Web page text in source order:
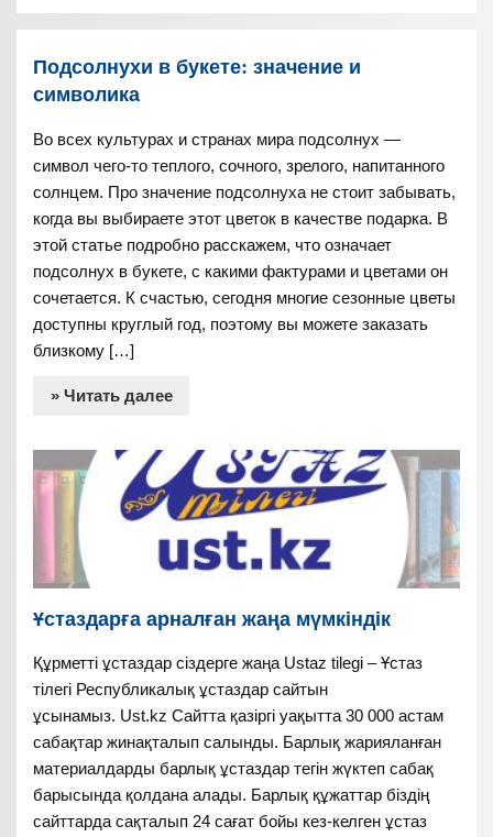
Подсолнухи в букете: значение и
символика
Во всех культурах и странах мира подсолнух —
символ чего-то теплого, сочного, зрелого, напитанного
солнцем. Про значение подсолнуха не стоит забывать,
когда вы выбираете этот цветок в качестве подарка. В
этой статье подробно расскажем, что означает
подсолнух в букете, с какими фактурами и цветами он
сочетается. К счастью, сегодня многие сезонные цветы
доступны круглый год, поэтому вы можете заказать
близкому […]
» Читать далее
Ұстаздарға арналған жаңа мүмкіндік
Құрметті ұстаздар сіздерге жаңа Ustaz tilegi – Ұстаз
тілегі Республикалық ұстаздар сайтын
ұсынамыз. Ust.kz Сайтта қазіргі уақытта 30 000 астам
сабақтар жинақталып салынды. Барлық жарияланған
материалдарды барлық ұстаздар тегін жүктеп сабақ
барысында қолдана алады. Барлық құжаттар біздің
сайттарда сақталып 24 сағат бойы кез-келген ұстаз